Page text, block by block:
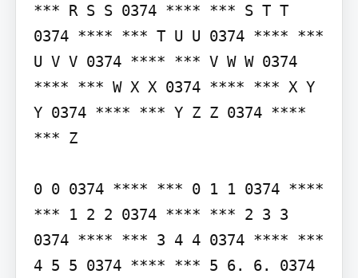
*** R S S 0374 **** *** S T T
0374 **** *** T U U 0374 **** ***
U V V 0374 **** *** V W W 0374
**** *** W X X 0374 **** *** X Y
Y 0374 **** *** Y Z Z 0374 ****
*** Z
0 0 0374 **** *** 0 1 1 0374 ****
*** 1 2 2 0374 **** *** 2 3 3
0374 **** *** 3 4 4 0374 **** ***
4 5 5 0374 **** *** 5 6. 6. 0374